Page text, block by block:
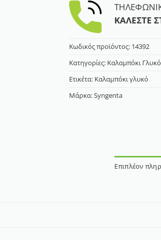
ΚΑΛΕΣΤΕ
Κωδικός προϊόντος: 14392
Κατηγορίες: Καλαμπόκι Γλυκό
Ετικέτα: Καλαμπόκι γλυκό
Μάρκα:Syngenta
Επιπλέον